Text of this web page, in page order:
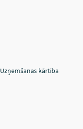
Uzņemšanas kārtība